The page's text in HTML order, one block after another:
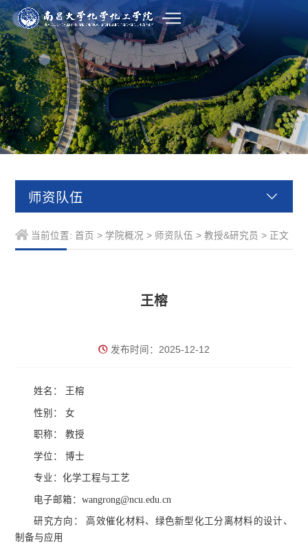
师资队伍
当前位置: 首页 > 学院概况 > 师资队伍 > 教授&研究员 > 正文
王榕
发布时间：2025-12-12
姓名： 王榕
性别： 女
职称： 教授
学位： 博士
专业：化学工程与工艺
电子邮箱：wangrong@ncu.edu.cn
研究方向： 高效催化材料、绿色新型化工分离材料的设计、
制备与应用